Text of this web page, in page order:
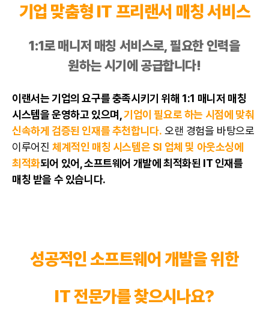
기업 맞춤형 IT 프리랜서 매칭 서비스
1:1로 매니저 매칭 서비스로, 필요한 인력을
원하는 시기에 공급합니다!
이랜서는 기업의 요구를 충족시키기 위해 1:1 매니저 매칭
시스템을 운영하고 있으며,기업이 필요로 하는 시점에 맞춰
신속하게 검증된 인재를 추천합니다. 오랜 경험을 바탕으로
이루어진 체계적인 매칭 시스템은 SI 업체 및 아웃소싱에
최적화되어 있어, 소프트웨어 개발에 최적화된 IT 인재를
매칭 받을 수 있습니다.
성공적인 소프트웨어 개발을 위한
IT 전문가를 찾으시나요?